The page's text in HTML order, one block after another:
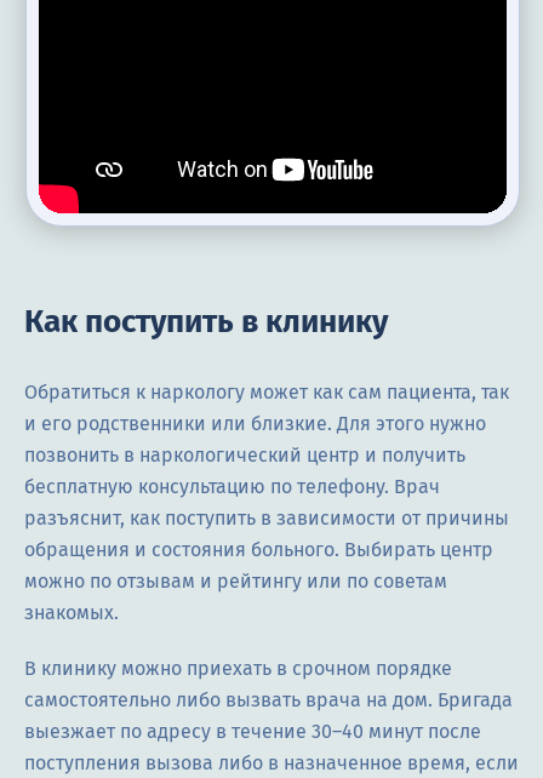
Как поступить в клинику
Обратиться к наркологу может как сам пациента, так
и его родственники или близкие. Для этого нужно
позвонить в наркологический центр и получить
бесплатную консультацию по телефону. Врач
разъяснит, как поступить в зависимости от причины
обращения и состояния больного. Выбирать центр
можно по отзывам и рейтингу или по советам
знакомых.
В клинику можно приехать в срочном порядке
самостоятельно либо вызвать врача на дом. Бригада
выезжает по адресу в течение 30–40 минут после
поступления вызова либо в назначенное время, если